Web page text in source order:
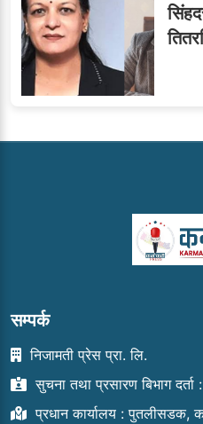
सम्पर्क
निजामती प्रेस प्रा. लि.
सुचना तथा प्रसारण बिभाग
प्रधान कार्यालय : पुतलीसडक,